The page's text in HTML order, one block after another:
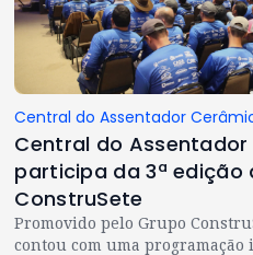
Central do Assentador
Central do
participa da 3ª edição
ConstruSete
Promovido pelo Grupo
contou com uma programação